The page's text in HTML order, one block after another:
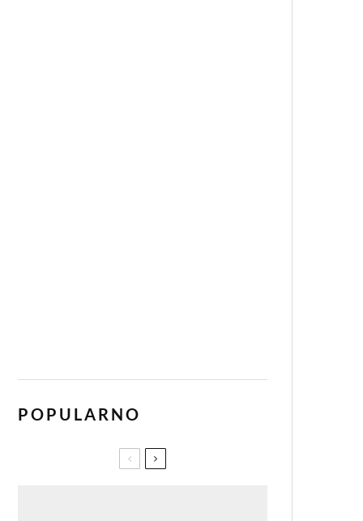
POPULARNO